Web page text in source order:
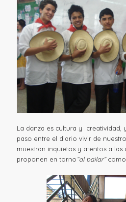
La danza es cultura y creatividad,
paso entre el diario vivir de
muestran inquietos y atentos a las
proponen en torno“al bailar”como